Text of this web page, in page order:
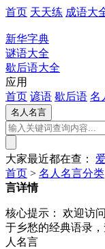
首页 天天练 成语大
新华字典
谜语大全
歇后语大全
应用
首页 谚语 歇后语 名
大家最近都在查：
首页 > 名人名言分类
言详情
核心提示：
欢迎访
于乡愁的经典语录
人名言